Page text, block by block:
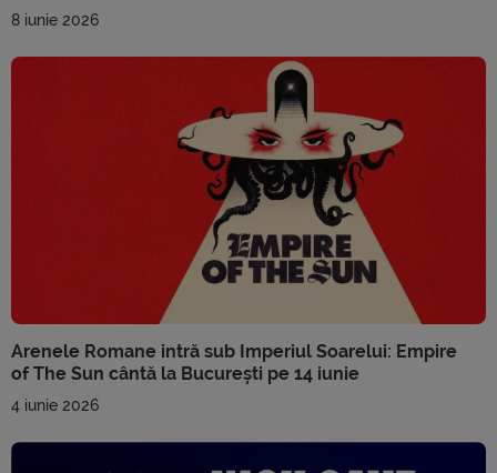
8 iunie 2026
Arenele Romane intră sub Imperiul Soarelui: Empire
of The Sun cântă la București pe 14 iunie
4 iunie 2026